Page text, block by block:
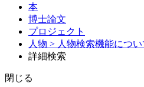
本
博士論文
プロジェクト
人物 > 人物検索機能につい
詳細検索
閉じる